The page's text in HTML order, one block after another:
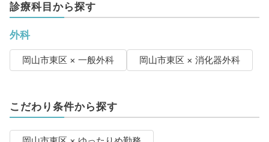
診療科目から探す
外科
岡山市東区 × 一般外科 岡山市東区 × 消化器外科
こだわり条件から探す